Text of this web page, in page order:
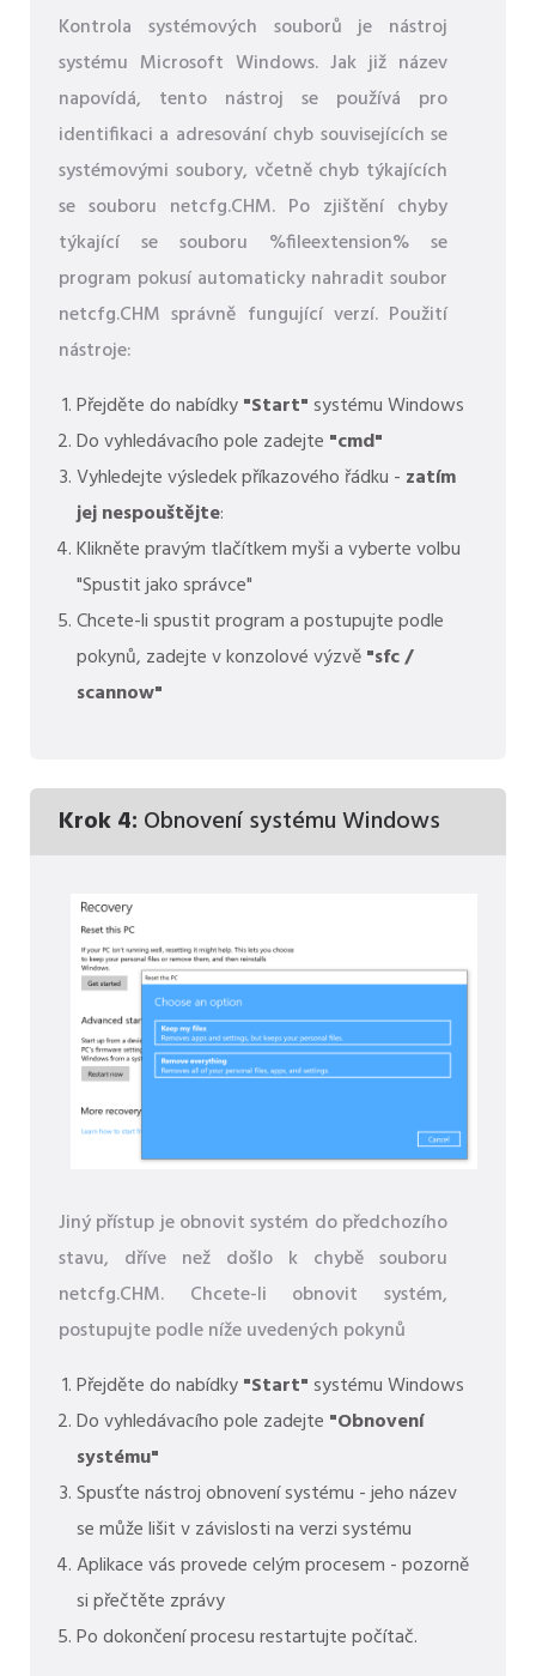
Kontrola systémových souborů je nástroj
systému Microsoft Windows. Jak již název
napovídá, tento nástroj se používá pro
identifikaci a adresování chyb souvisejících se
systémovými soubory, včetně chyb týkajících
se souboru netcfg.CHM. Po zjištění chyby
týkající se souboru %fileextension% se
program pokusí automaticky nahradit soubor
netcfg.CHM správně fungující verzí. Použití
nástroje:
Přejděte do nabídky"Start"systému Windows
Do vyhledávacího pole zadejte "cmd"
Vyhledejte výsledek příkazového řádku - zatím
jej nespouštějte:
Klikněte pravým tlačítkem myši a vyberte volbu
"Spustit jako správce"
Chcete-li spustit program a postupujte podle
pokynů, zadejte v konzolové výzvě"sfc /
scannow"
Krok 4: Obnovení systému Windows
Jiný přístup je obnovit systém do předchozího
stavu, dříve než došlo k chybě souboru
netcfg.CHM. Chcete-li obnovit systém,
postupujte podle níže uvedených pokynů
Přejděte do nabídky"Start"systému Windows
Do vyhledávacího pole zadejte "Obnovení
systému"
Spusťte nástroj obnovení systému - jeho název
se může lišit v závislosti na verzi systému
Aplikace vás provede celým procesem - pozorně
si přečtěte zprávy
Po dokončení procesu restartujte počítač.